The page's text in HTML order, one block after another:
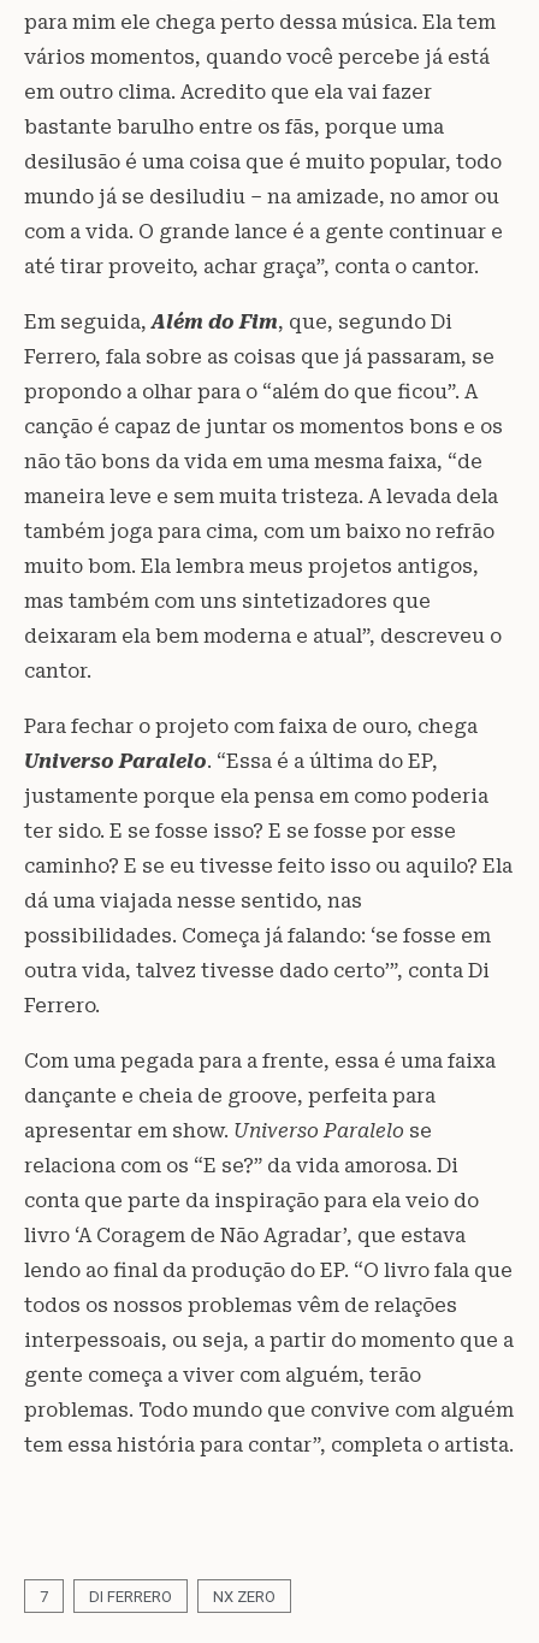
para mim ele chega perto dessa música. Ela tem
vários momentos, quando você percebe já está
em outro clima. Acredito que ela vai fazer
bastante barulho entre os fãs, porque uma
desilusão é uma coisa que é muito popular, todo
mundo já se desiludiu – na amizade, no amor ou
com a vida. O grande lance é a gente continuar e
até tirar proveito, achar graça”, conta o cantor.
Em seguida,Além do Fim, que, segundo Di
Ferrero, fala sobre as coisas que já passaram, se
propondo a olhar para o “além do que ficou”. A
canção é capaz de juntar os momentos bons e os
não tão bons da vida em uma mesma faixa, “de
maneira leve e sem muita tristeza. A levada dela
também joga para cima, com um baixo no refrão
muito bom. Ela lembra meus projetos antigos,
mas também com uns sintetizadores que
deixaram ela bem moderna e atual”, descreveu o
cantor.
Para fechar o projeto com faixa de ouro, chega
Universo Paralelo. “Essa é a última do EP,
justamente porque ela pensa em como poderia
ter sido. E se fosse isso? E se fosse por esse
caminho? E se eu tivesse feito isso ou aquilo? Ela
dá uma viajada nesse sentido, nas
possibilidades. Começa já falando: ‘se fosse em
outra vida, talvez tivesse dado certo’”, conta Di
Ferrero.
Com uma pegada para a frente, essa é uma faixa
dançante e cheia de groove, perfeita para
apresentar em show. Universo Paralelo se
relaciona com os “E se?” da vida amorosa. Di
conta que parte da inspiração para ela veio do
livro ‘A Coragem de Não Agradar’, que estava
lendo ao final da produção do EP. “O livro fala que
todos os nossos problemas vêm de relações
interpessoais, ou seja, a partir do momento que a
gente começa a viver com alguém, terão
problemas. Todo mundo que convive com alguém
tem essa história para contar”, completa o artista.
7 DI FERRERO NX ZERO